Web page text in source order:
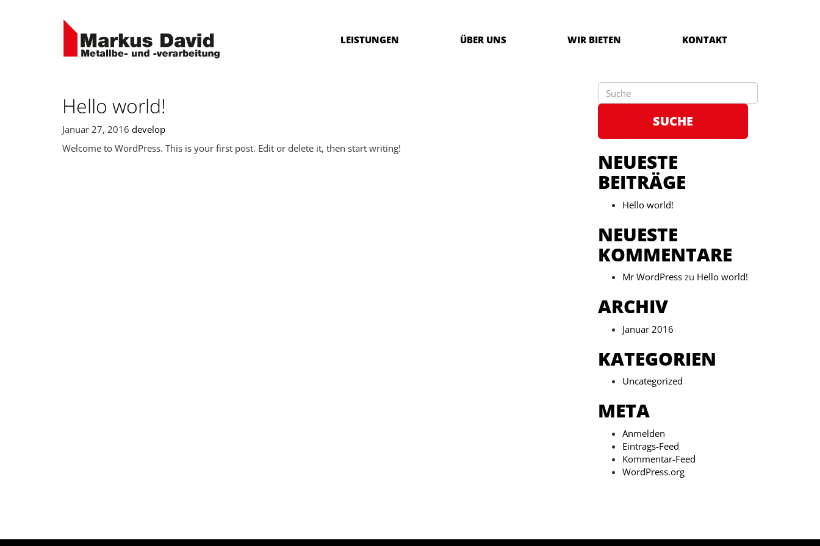
LEISTUNGEN ÜBER UNS WIR BIETEN KONTAKT
Hello world!
Januar 27, 2016 develop
Welcome to WordPress. This is your first post. Edit or delete it, then start writing!
SUCHE
NEUESTE
BEITRÄGE
Hello world!
NEUESTE
KOMMENTARE
Mr WordPresszu Hello world!
ARCHIV
Januar 2016
KATEGORIEN
Uncategorized
META
Anmelden
Eintrags-Feed
Kommentar-Feed
WordPress.org